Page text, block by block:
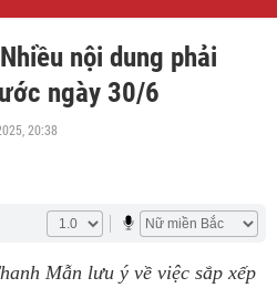
nội dung phải
ngày 30/6
20:38
Mẫn lưu ý về việc sắp xếp